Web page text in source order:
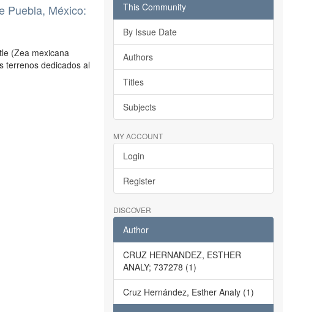
Puebla, México:
(Zea mexicana
terrenos dedicados al
This Community
By Issue Date
Authors
Titles
Subjects
MY ACCOUNT
Login
Register
DISCOVER
Author
CRUZ HERNANDEZ, ESTHER
ANALY; 737278 (1)
Cruz Hernández, Esther Analy (1)